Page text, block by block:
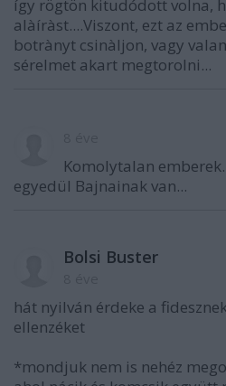
így rögtön kitudódott volna,
alàíràst....Viszont, ezt az
botrànyt csinàljon, vagy
sérelmet akart megtorolni...
Komolytalan
egyedül Bajnainak van...
Bolsi Buster
hát nyilván érdeke a
ellenzéket
*mondjuk nem is nehéz